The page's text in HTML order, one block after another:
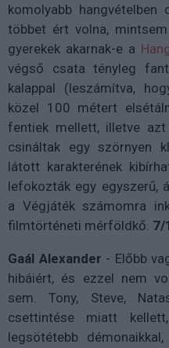
komolyabb
többet ért volna,
gyerekek akarnak-e a
végső csata tényleg
kalappal (leszámítva,
közel 100 métert
fentiek mellett, illetve
csináltak egy szörnyen
látott karakterének
lefokozták egy egyszerű,
a Végjáték számomra
filmtörténeti mérföldkő. 7/
Gaál Alexander - Előbb
hibáiért, és ezzel nem
sem. Tony, Steve,
csettintése miatt
legsötétebb